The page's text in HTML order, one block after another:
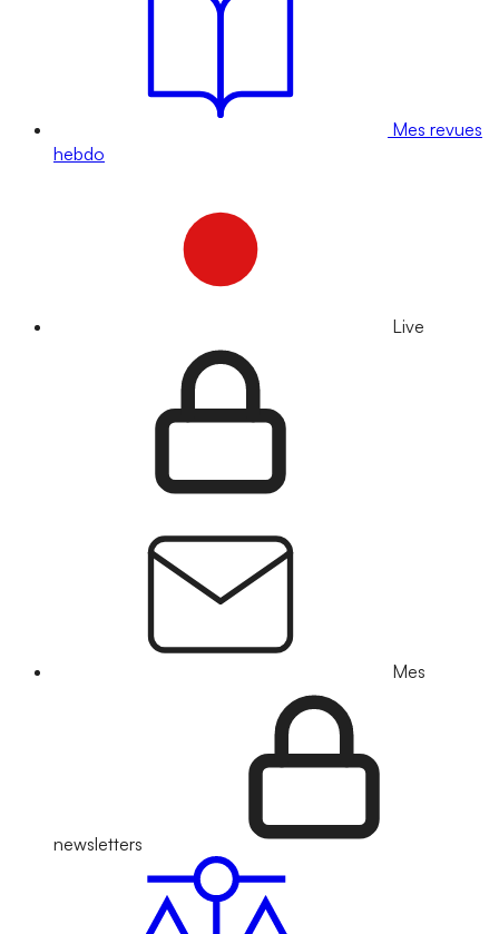
Mes revues
hebdo
Live
Mes
newsletters